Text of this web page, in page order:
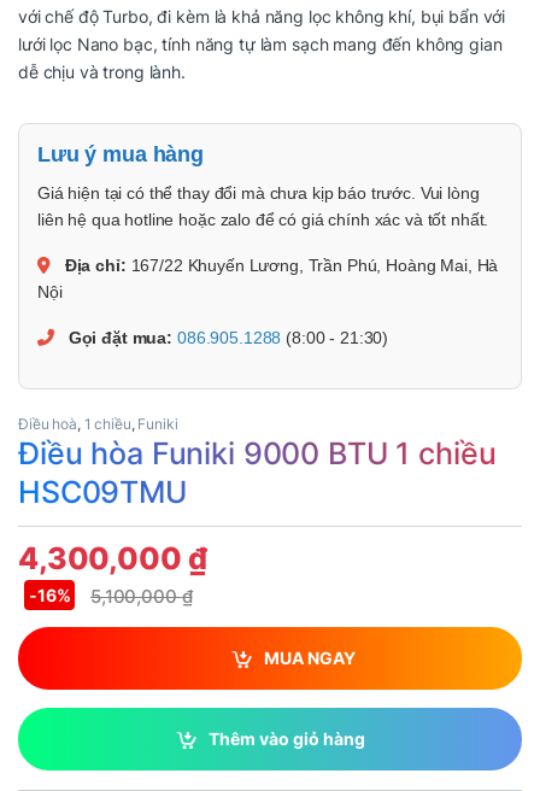
với chế độ Turbo, đi kèm là khả năng lọc không khí, bụi bẩn với
lưới lọc Nano bạc, tính năng tự làm sạch mang đến không gian
dễ chịu và trong lành.
Lưu ý mua hàng
Giá hiện tại có thể thay đổi mà chưa kịp báo trước. Vui lòng
liên hệ qua hotline hoặc zalo để có giá chính xác và tốt nhất.
Địa chỉ: 167/22 Khuyến Lương, Trần Phú, Hoàng Mai, Hà
Nội
Gọi đặt mua: 086.905.1288 (8:00 - 21:30)
Điều hoà, 1 chiều, Funiki
Điều hòa Funiki 9000 BTU 1 chiều
HSC09TMU
4,300,000 ₫
5,100,000₫
-16%
MUA NGAY
Thêm vào giỏ hàng